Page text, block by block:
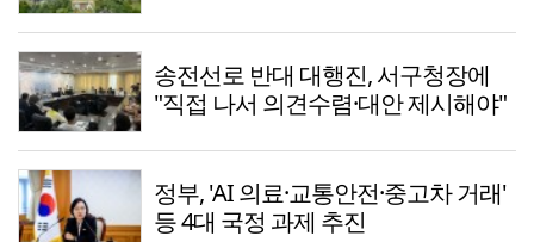
송전선로 반대 대행진, 서구청장에
"직접 나서 의견수렴·대안 제시해야"
정부, 'AI 의료·교통안전·중고차 거래'
등 4대 국정 과제 추진